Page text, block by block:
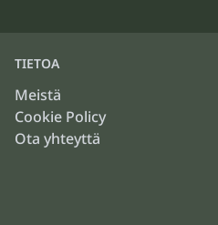
TIETOA
Meistä
Cookie Policy
Ota yhteyttä